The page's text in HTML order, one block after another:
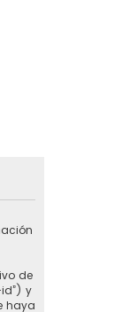
de
y
haya